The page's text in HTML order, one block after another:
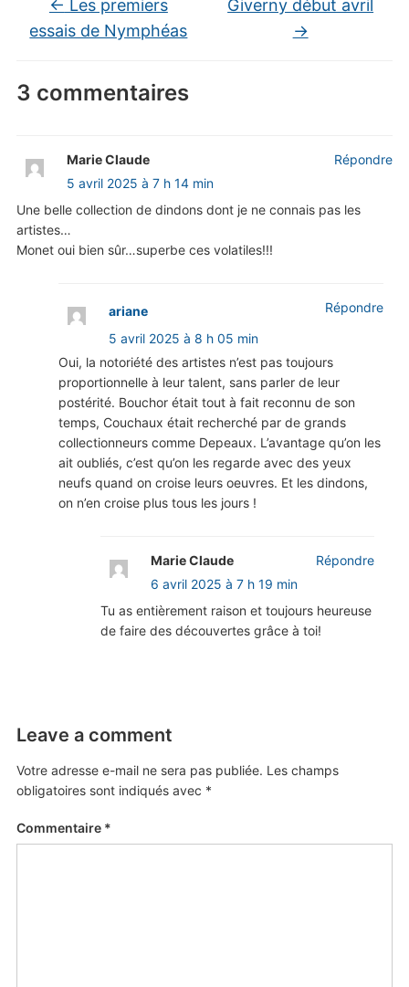
← Les premiers
essais de Nymphéas
Giverny début avril
→
3 commentaires
Marie Claude
5 avril 2025 à 7 h 14 min
Une belle collection de dindons dont je ne connais pas les
artistes…
Monet oui bien sûr…superbe ces volatiles!!!
Répondre
ariane
5 avril 2025 à 8 h 05 min
Oui, la notoriété des artistes n’est pas toujours
proportionnelle à leur talent, sans parler de leur
postérité. Bouchor était tout à fait reconnu de son
temps, Couchaux était recherché par de grands
collectionneurs comme Depeaux. L’avantage qu’on les
ait oubliés, c’est qu’on les regarde avec des yeux
neufs quand on croise leurs oeuvres. Et les dindons,
on n’en croise plus tous les jours !
Répondre
Marie Claude
6 avril 2025 à 7 h 19 min
Tu as entièrement raison et toujours heureuse
de faire des découvertes grâce à toi!
Répondre
Leave a comment
Votre adresse e-mail ne sera pas publiée. Les champs
obligatoires sont indiqués avec *
Commentaire *